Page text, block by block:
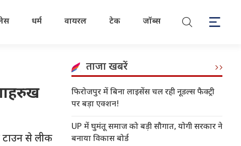
धर्म वायरल टेक जॉब्स
टाउन से लीक
ताजा खबरें
फिरोजपुर में बिना लाइसेंस चल रही नूडल्स फैक्ट्री
पर बड़ा एक्शन!
UP में घुमंतू समाज को बड़ी सौगात, योगी सरकार ने
बनाया विकास बोर्ड